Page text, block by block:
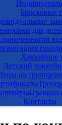
Бросковые
для
Хоккейное
Детский
на
Правила
Контакты